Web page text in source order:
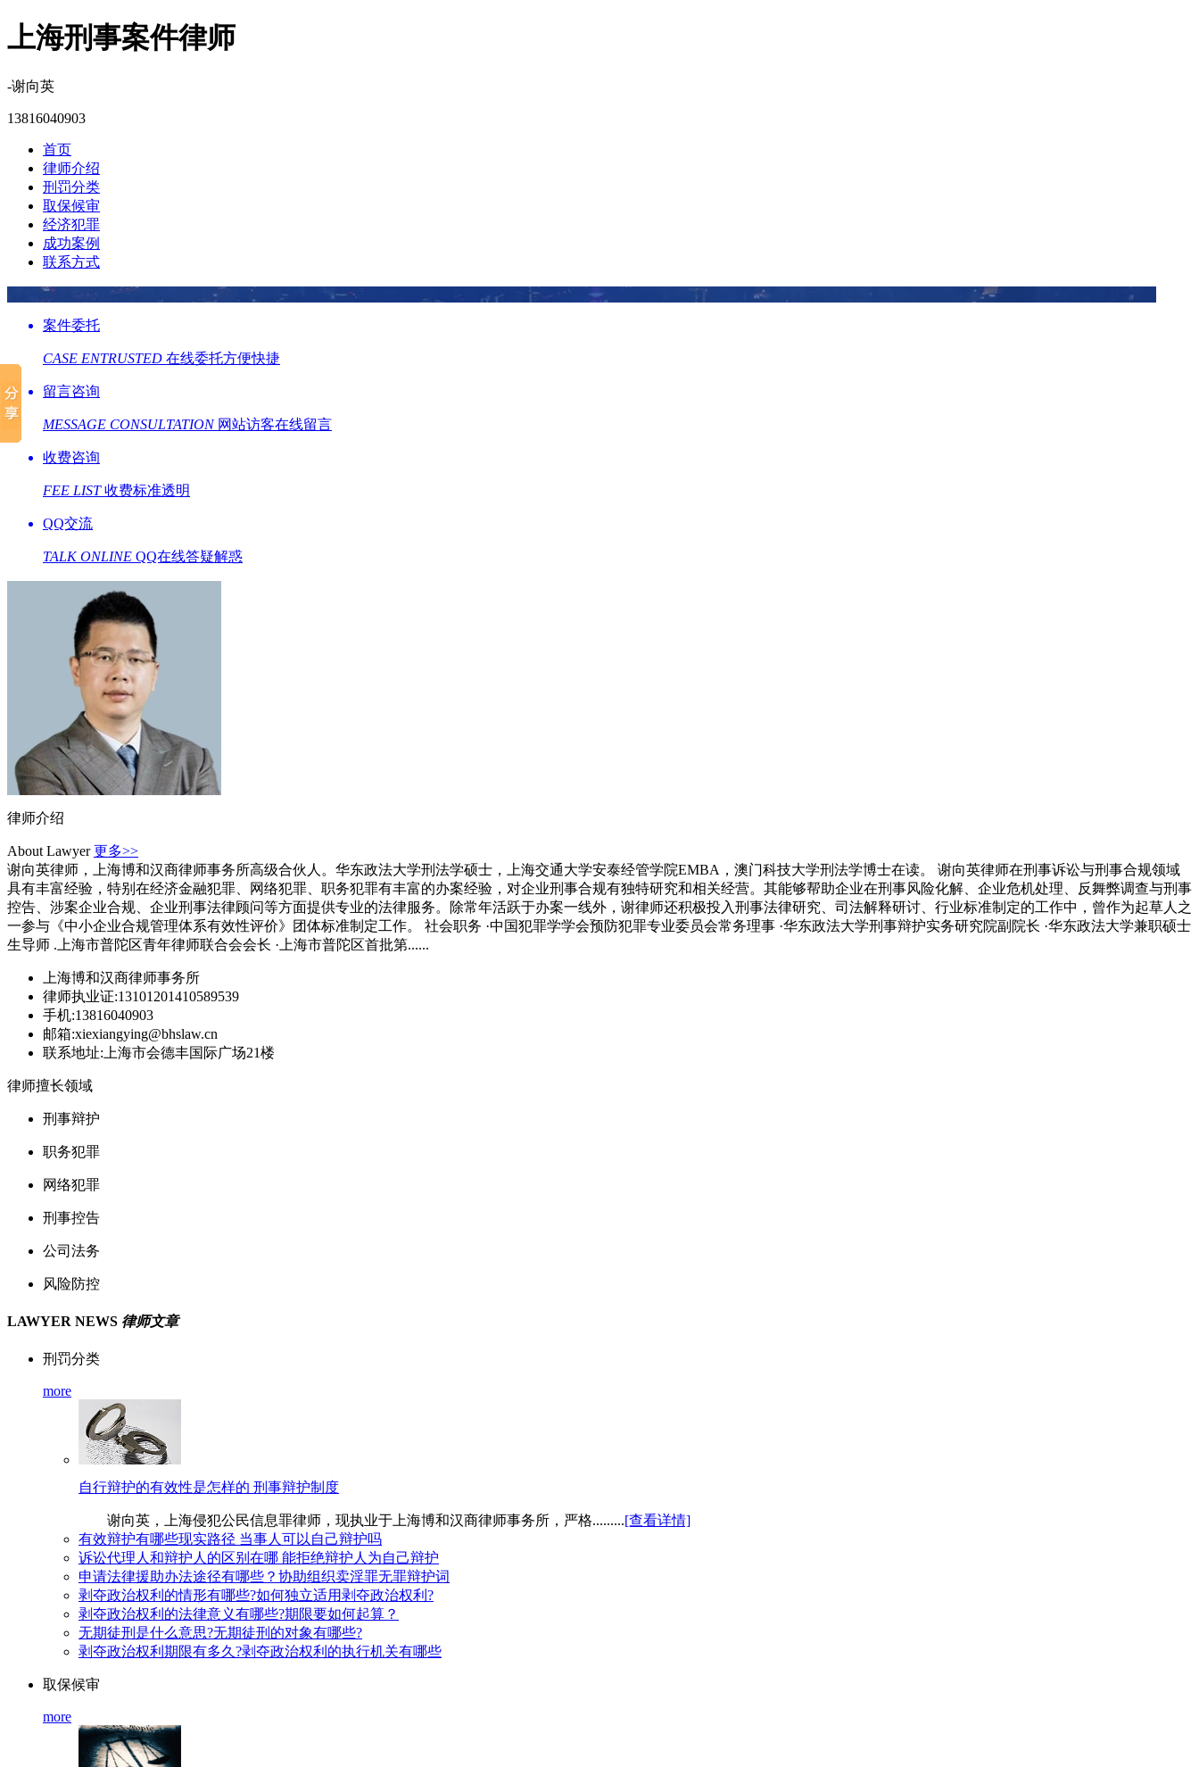
上海刑事案件律师
-谢向英
13816040903
首页
律师介绍
刑罚分类
取保候审
经济犯罪
成功案例
联系方式
案件委托
CASE ENTRUSTED 在线委托方便快捷
留言咨询
MESSAGE CONSULTATION 网站访客在线留言
收费咨询
FEE LIST 收费标准透明
QQ交流
TALK ONLINE QQ在线答疑解惑
律师介绍
About Lawyer 更多>>
谢向英律师，上海博和汉商律师事务所高级合伙人。华东政法大学刑法学硕士，上海交通大学安泰经管学院EMBA，澳门科技大学刑法学博士在读。 谢向英律师在刑事诉讼与刑事合规领域
具有丰富经验，特别在经济金融犯罪、网络犯罪、职务犯罪有丰富的办案经验，对企业刑事合规有独特研究和相关经营。其能够帮助企业在刑事风险化解、企业危机处理、反舞弊调查与刑事
控告、涉案企业合规、企业刑事法律顾问等方面提供专业的法律服务。除常年活跃于办案一线外，谢律师还积极投入刑事法律研究、司法解释研讨、行业标准制定的工作中，曾作为起草人之
一参与《中小企业合规管理体系有效性评价》团体标准制定工作。 社会职务 ·中国犯罪学学会预防犯罪专业委员会常务理事 ·华东政法大学刑事辩护实务研究院副院长 ·华东政法大学兼职硕士
生导师 .上海市普陀区青年律师联合会会长 ·上海市普陀区首批第......
上海博和汉商律师事务所
律师执业证:13101201410589539
手机:13816040903
邮箱:xiexiangying@bhslaw.cn
联系地址:上海市会德丰国际广场21楼
律师擅长领域
刑事辩护
职务犯罪
网络犯罪
刑事控告
公司法务
风险防控
LAWYER NEWS 律师文章
刑罚分类
more
自行辩护的有效性是怎样的 刑事辩护制度
谢向英，上海侵犯公民信息罪律师，现执业于上海博和汉商律师事务所，严格.........[查看详情]
有效辩护有哪些现实路径 当事人可以自己辩护吗
诉讼代理人和辩护人的区别在哪 能拒绝辩护人为自己辩护
申请法律援助办法途径有哪些？协助组织卖淫罪无罪辩护词
剥夺政治权利的情形有哪些?如何独立适用剥夺政治权利?
剥夺政治权利的法律意义有哪些?期限要如何起算？
无期徒刑是什么意思?无期徒刑的对象有哪些?
剥夺政治权利期限有多久?剥夺政治权利的执行机关有哪些
取保候审
more